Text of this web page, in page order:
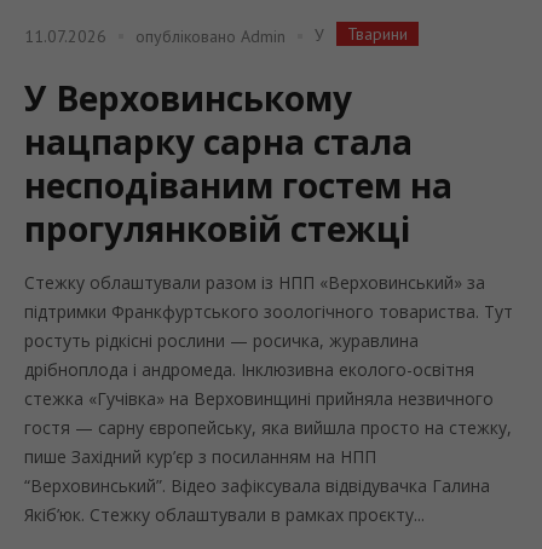
11.07.2026 опубліковано Admin У Тварини
У Верховинському
нацпарку сарна стала
несподіваним гостем на
прогулянковій стежці
Стежку облаштували разом із НПП «Верховинський» за
підтримки Франкфуртського зоологічного товариства. Тут
ростуть рідкісні рослини — росичка, журавлина
дрібноплода і андромеда. Інклюзивна еколого-освітня
стежка «Гучівка» на Верховинщині прийняла незвичного
гостя — сарну європейську, яка вийшла просто на стежку,
пише Західний кур’єр з посиланням на НПП
“Верховинський”. Відео зафіксувала відвідувачка Галина
Якіб’юк. Стежку облаштували в рамках проєкту...